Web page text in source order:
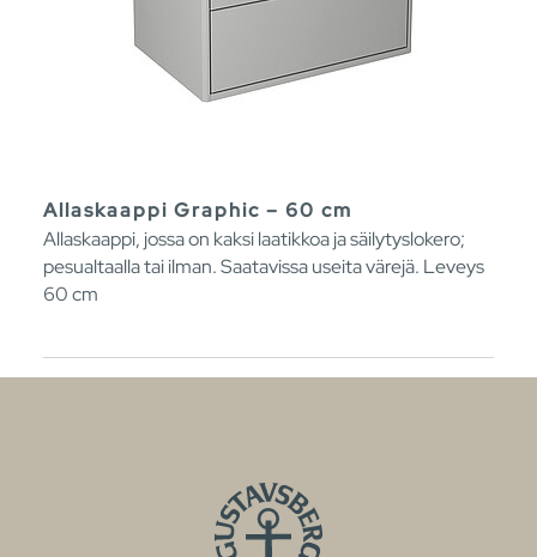
Allaskaappi Graphic – 60 cm
Allaskaappi, jossa on kaksi laatikkoa ja säilytyslokero;
pesualtaalla tai ilman. Saatavissa useita värejä. Leveys
60 cm